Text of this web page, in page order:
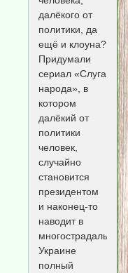
далёкого от
политики, да
ещё и клоуна?
Придумали
сериал «Слуга
народа», в
котором
далёкий от
политики
человек,
случайно
становится
президентом
и наконец-то
наводит в
многострадальной
Украине
полный